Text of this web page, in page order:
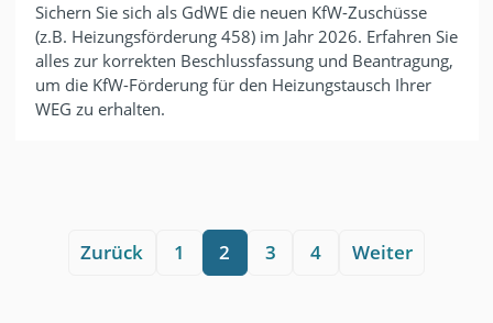
Sichern Sie sich als GdWE die neuen KfW-Zuschüsse
(z.B. Heizungsförderung 458) im Jahr 2026. Erfahren Sie
alles zur korrekten Beschlussfassung und Beantragung,
um die KfW-Förderung für den Heizungstausch Ihrer
WEG zu erhalten.
Zurück 1 2 3 4 Weiter